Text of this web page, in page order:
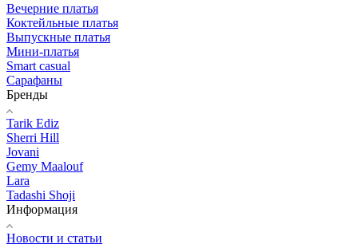
Вечерние платья
Коктейльные платья
Выпускные платья
Мини-платья
Smart casual
Сарафаны
Бренды
Tarik Ediz
Sherri Hill
Jovani
Gemy Maalouf
Lara
Tadashi Shoji
Информация
Новости и статьи